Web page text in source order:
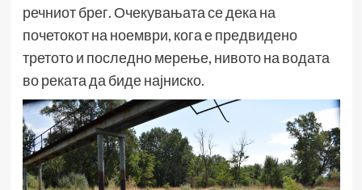
речниот брег. Очекувањата се дека на
почетокот на ноември, кога е предвидено
третото и последно мерење, нивото на водата
во реката да биде најниско.